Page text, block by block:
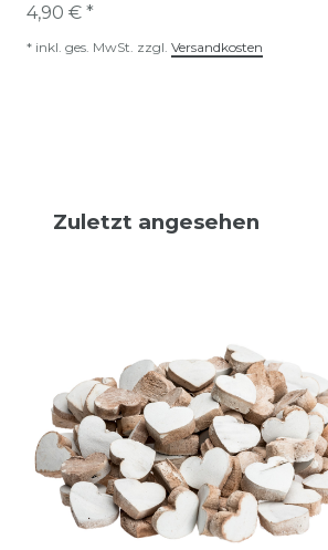
4,90 € *
* inkl. ges. MwSt. zzgl. Versandkosten
Zuletzt angesehen